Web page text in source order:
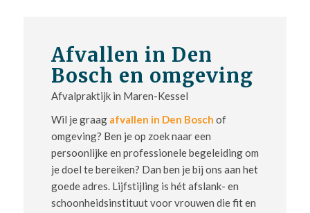
Afvallen in Den
Bosch en omgeving
Afvalpraktijk in Maren-Kessel
Wil je graag afvallen in Den Bosch of
omgeving? Ben je op zoek naar een
persoonlijke en professionele begeleiding om
je doel te bereiken? Dan ben je bij ons aan het
goede adres. Lijfstijling is hét afslank- en
schoonheidsinstituut voor vrouwen die fit en